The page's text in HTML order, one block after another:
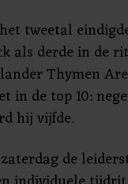
tweetal
als derde in de
Thymen
in de top 10:
hij vijfde.
de